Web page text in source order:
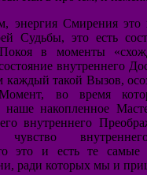
энергия Смирения это
Судьбы, это есть
в моменты
внутреннего
такой Вызов,
во время
наше накопленное
внутреннего
чувство
это и есть те
ради которых мы и